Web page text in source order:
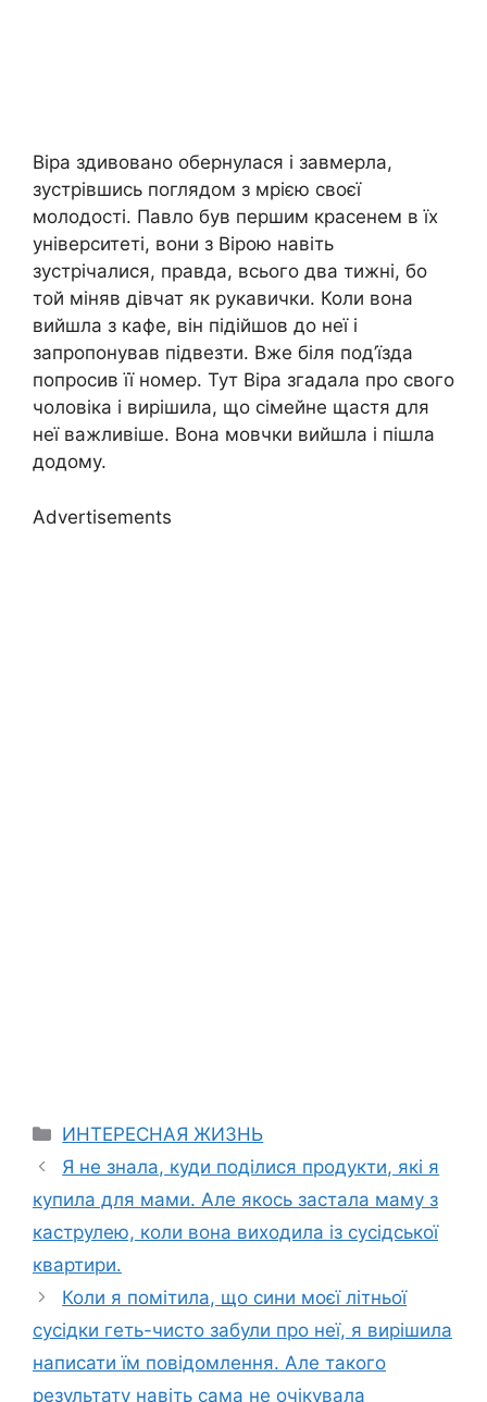
Віра здивовано обернулася і завмерла,
зустрівшись поглядом з мрією своєї
молодості. Павло був першим красенем в їх
університеті, вони з Вірою навіть
зустрічалися, правда, всього два тижні, бо
той міняв дівчат як рукавички. Коли вона
вийшла з кафе, він підійшов до неї і
запропонував підвезти. Вже біля под’їзда
попросив її номер. Тут Віра згадала про свого
чоловіка і вирішила, що сімейне щастя для
неї важливіше. Вона мовчки вийшла і пішла
додому.
Advertisements
Categories
ИНТЕРЕСНАЯ ЖИЗНЬ
Я не знала, куди поділися продукти, які я
купила для мами. Але якось застала маму з
каструлею, коли вона виходила із сусідської
квартири.
Коли я помітила, що сини моєї літньої
сусідки геть-чисто забули про неї, я вирішила
написати їм повідомлення. Але такого
результату навіть сама не очікувала